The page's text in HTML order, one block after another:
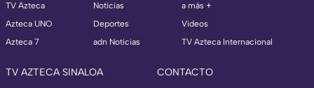
TV Azteca
Azteca UNO
Azteca 7
Noticias
Deportes
adn Noticias
a más +
Videos
TV Azteca Internacional
TV AZTECA SINALOA CONTACTO